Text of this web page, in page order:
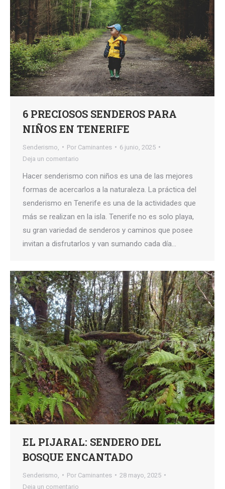
6 PRECIOSOS SENDEROS PARA
NIÑOS EN TENERIFE
Senderismo, Por Caminantes
6 junio, 2025
Deja un comentario
Hacer senderismo con niños es una de las mejores
formas de acercarlos a la naturaleza. La práctica del
senderismo en Tenerife es una de la actividades que
más se realizan en la isla. Tenerife no es solo playa,
su gran variedad de senderos y caminos que posee
invitan a disfrutarlos y van sumando cada día…
EL PIJARAL: SENDERO DEL
BOSQUE ENCANTADO
Senderismo, Por Caminantes
28 mayo, 2025
Deja un comentario